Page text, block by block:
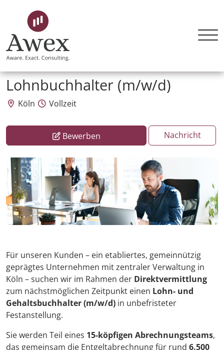
Lohnbuchhalter (m/w/d)
Köln Vollzeit
Bewerben Nachricht
Für unseren Kunden – ein etabliertes, gemeinnützig
geprägtes Unternehmen mit zentraler Verwaltung in
Köln – suchen wir im Rahmen der Direktvermittlung
zum nächstmöglichen Zeitpunkt einen Lohn- und
Gehaltsbuchhalter (m/w/d) in unbefristeter
Festanstellung.
Sie werden Teil eines 15-köpfigen Abrechnungsteams,
das gemeinsam die Entgeltabrechnung für rund 6.500